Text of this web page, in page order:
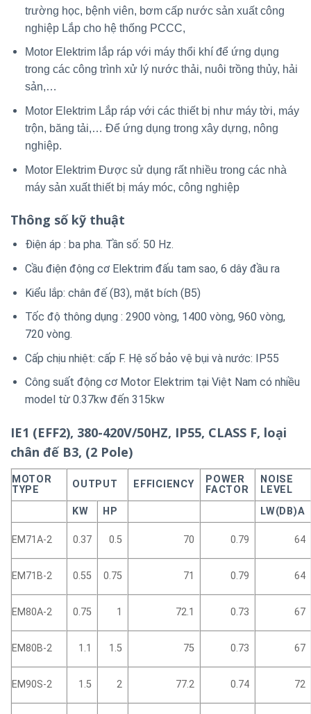
trường học, bệnh viên, bơm cấp nước sản xuất công
nghiệp Lắp cho hệ thống PCCC,
Motor Elektrim lắp ráp với máy thổi khí để ứng dụng
trong các công trình xử lý nước thải, nuôi trồng thủy, hải
sản,…
Motor Elektrim Lắp ráp với các thiết bị như máy tời, máy
trộn, băng tải,… Để ứng dụng trong xây dựng, nông
nghiệp.
Motor Elektrim Được sử dụng rất nhiều trong các nhà
máy sản xuất thiết bị máy móc, công nghiệp
Thông số kỹ thuật
Điện áp : ba pha. Tần số: 50 Hz.
Cầu điện động cơ Elektrim đấu tam sao, 6 dây đầu ra
Kiểu lắp: chân đế (B3), mặt bích (B5)
Tốc độ thông dụng : 2900 vòng, 1400 vòng, 960 vòng,
720 vòng.
Cấp chịu nhiệt: cấp F. Hệ số bảo vệ bụi và nước: IP55
Công suất động cơ Motor Elektrim tại Việt Nam có nhiều
model từ 0.37kw đến 315kw
IE1 (EFF2), 380-420V/50HZ, IP55, CLASS F, loại
chân đế B3, (2 Pole)
MOTOR
TYPE
OUTPUT EFFICIENCY
POWER
FACTOR
NOISE
LEVEL
KW
HP LW(DB)A
EM71A-2 0.37 0.5 70 0.79 64
EM71B-2 0.55 0.75 71 0.79 64
EM80A-2 0.75 1 72.1 0.73 67
EM80B-2 1.1 1.5 75 0.73 67
EM90S-2 1.5 2 77.2 0.74 72